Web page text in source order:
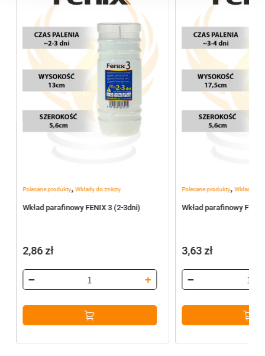
Polecane produkty, Wkłady do zniczy
Wkład parafinowy FENIX 3 (2-3dni)
2,86zł
Polecane produkty,Wkłady do
Wkład parafinowy
3,63zł